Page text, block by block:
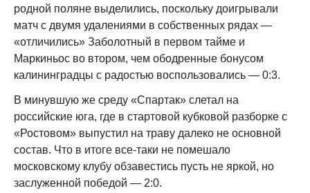
родной поляне выделились, поскольку доигрывали
матч с двумя удалениями в собственных рядах —
«отличились» Заболотный в первом тайме и
Маркиньос во втором, чем ободренные бонусом
калининградцы с радостью воспользовались — 0:3.
В минувшую же среду «Спартак» слетал на
российские юга, где в стартовой кубковой разборке с
«Ростовом» выпустил на траву далеко не основной
состав. Что в итоге все-таки не помешало
московскому клубу обзавестись пусть не яркой, но
заслуженной победой — 2:0.